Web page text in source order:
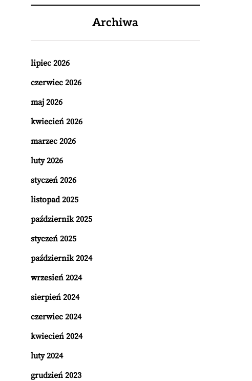
Archiwa
lipiec 2026
czerwiec 2026
maj 2026
kwiecień 2026
marzec 2026
luty 2026
styczeń 2026
listopad 2025
październik 2025
styczeń 2025
październik 2024
wrzesień 2024
sierpień 2024
czerwiec 2024
kwiecień 2024
luty 2024
grudzień 2023